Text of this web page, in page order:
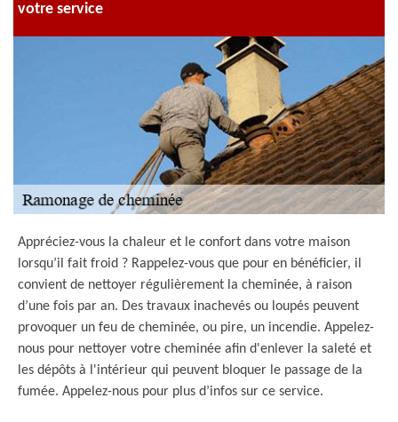
votre service
Appréciez-vous la chaleur et le confort dans votre maison
lorsqu’il fait froid ? Rappelez-vous que pour en bénéficier, il
convient de nettoyer régulièrement la cheminée, à raison
d’une fois par an. Des travaux inachevés ou loupés peuvent
provoquer un feu de cheminée, ou pire, un incendie. Appelez-
nous pour nettoyer votre cheminée afin d'enlever la saleté et
les dépôts à l'intérieur qui peuvent bloquer le passage de la
fumée. Appelez-nous pour plus d’infos sur ce service.